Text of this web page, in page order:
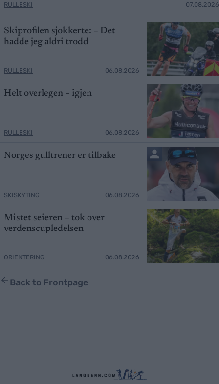
RULLESKI 07.08.2026
Skiprofilen sjokkerte: – Det
hadde jeg aldri trodd
RULLESKI 06.08.2026
Helt overlegen – igjen
RULLESKI 06.08.2026
Norges gulltrener er tilbake
SKISKYTING 06.08.2026
Mistet seieren – tok over
verdenscupledelsen
ORIENTERING 06.08.2026
Back to Frontpage